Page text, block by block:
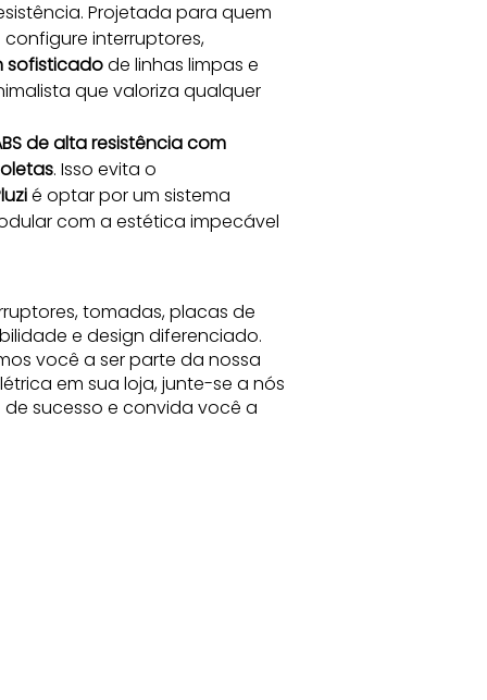
Projetada para quem
interruptores,
sofisticado de linhas limpas e
que valoriza qualquer
de alta resistência com
. Isso evita o
é optar por um sistema
com a estética impecável
tomadas, placas de
e design diferenciado.
você a ser parte da nossa
em sua loja, junte-se a nós
sucesso e convida você a